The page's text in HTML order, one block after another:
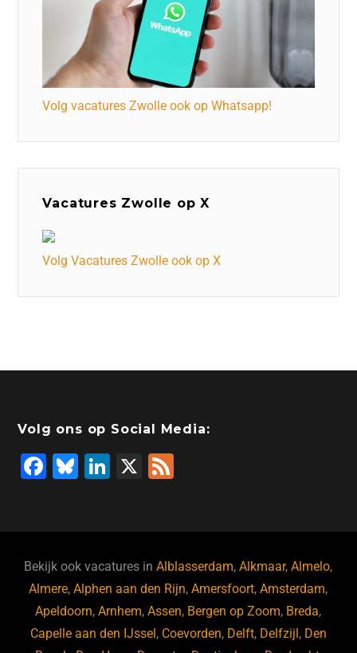
Volg vacatures Zwolle ook op Whatsapp!
Vacatures Zwolle op X
Volg Vacatures Zwolle ook op X
Volg ons op Social Media:
F
b
o
o
k
Bl
ky
Li
dI
n
X
Bekijk ook vacatures inAlblasserdam,Alkmaar,Almelo,
Almere,Alphen aan den Rijn,Amersfoort,Amsterdam,
Apeldoorn,Arnhem,Assen, Bergen op Zoom, Breda,
Capelle aan den IJssel , Coevorden, Delft, Delfzijl , Den